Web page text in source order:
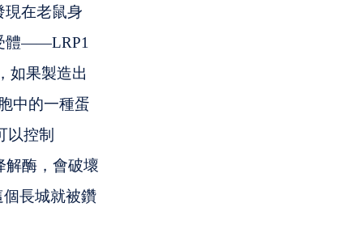
在老鼠身
體——LRP1
如果製造出
中的一種蛋
以控制
解酶，會破壞
長城就被鑽